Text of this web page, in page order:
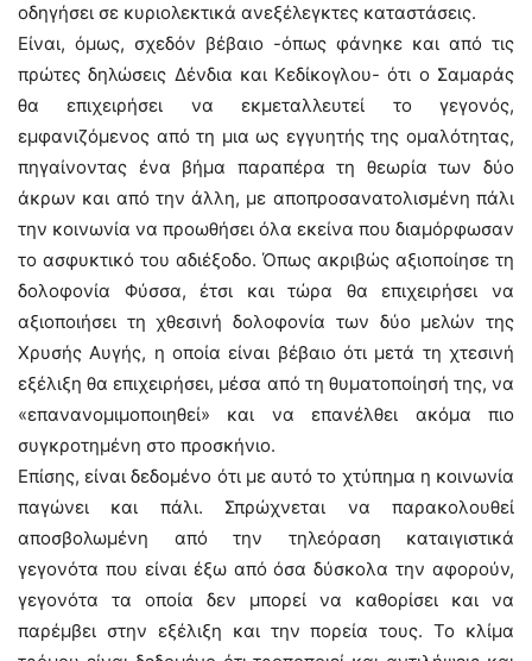
οδηγήσει σε κυριολεκτικά ανεξέλεγκτες καταστάσεις.
Είναι, όμως, σχεδόν βέβαιο -όπως φάνηκε και από τις
πρώτες δηλώσεις Δένδια και Κεδίκογλου- ότι ο Σαμαράς
θα επιχειρήσει να εκμεταλλευτεί το γεγονός,
εμφανιζόμενος από τη μια ως εγγυητής της ομαλότητας,
πηγαίνοντας ένα βήμα παραπέρα τη θεωρία των δύο
άκρων και από την άλλη, με αποπροσανατολισμένη πάλι
την κοινωνία να προωθήσει όλα εκείνα που διαμόρφωσαν
το ασφυκτικό του αδιέξοδο. Όπως ακριβώς αξιοποίησε τη
δολοφονία Φύσσα, έτσι και τώρα θα επιχειρήσει να
αξιοποιήσει τη χθεσινή δολοφονία των δύο μελών της
Χρυσής Αυγής, η οποία είναι βέβαιο ότι μετά τη χτεσινή
εξέλιξη θα επιχειρήσει, μέσα από τη θυματοποίησή της, να
«επανανομιμοποιηθεί» και να επανέλθει ακόμα πιο
συγκροτημένη στο προσκήνιο.
Επίσης, είναι δεδομένο ότι με αυτό το χτύπημα η κοινωνία
παγώνει και πάλι. Σπρώχνεται να παρακολουθεί
αποσβολωμένη από την τηλεόραση καταιγιστικά
γεγονότα που είναι έξω από όσα δύσκολα την αφορούν,
γεγονότα τα οποία δεν μπορεί να καθορίσει και να
παρέμβει στην εξέλιξη και την πορεία τους. Το κλίμα